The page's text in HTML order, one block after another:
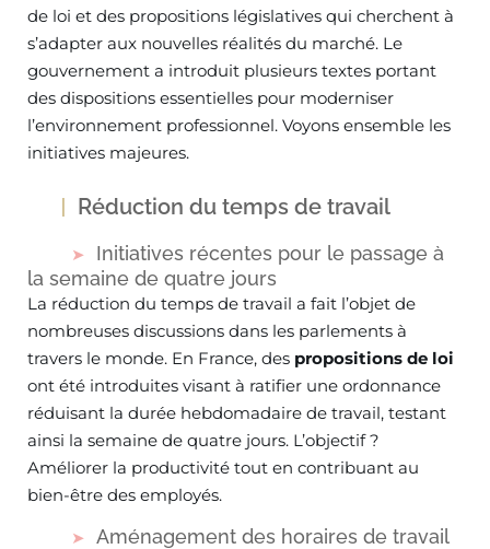
de loi et des propositions législatives qui cherchent à
s’adapter aux nouvelles réalités du marché. Le
gouvernement a introduit plusieurs textes portant
des dispositions essentielles pour moderniser
l’environnement professionnel. Voyons ensemble les
initiatives majeures.
Réduction du temps de travail
Initiatives récentes pour le passage à
la semaine de quatre jours
La réduction du temps de travail a fait l’objet de
nombreuses discussions dans les parlements à
travers le monde. En France, des propositions de loi
ont été introduites visant à ratifier une ordonnance
réduisant la durée hebdomadaire de travail, testant
ainsi la semaine de quatre jours. L’objectif ?
Améliorer la productivité tout en contribuant au
bien-être des employés.
Aménagement des horaires de travail